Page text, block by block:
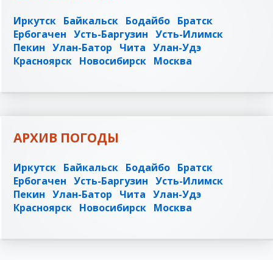
Иркутск Байкальск Бодайбо Братск
Ербогачен Усть-Баргузин Усть-Илимск
Пекин Улан-Батор Чита Улан-Удэ
Красноярск Новосибирск Москва
АРХИВ ПОГОДЫ
Иркутск Байкальск Бодайбо Братск
Ербогачен Усть-Баргузин Усть-Илимск
Пекин Улан-Батор Чита Улан-Удэ
Красноярск Новосибирск Москва